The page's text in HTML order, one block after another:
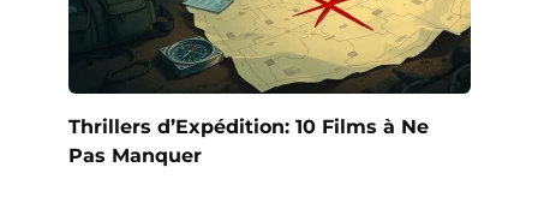
Thrillers d’Expédition: 10 Films à Ne
Pas Manquer